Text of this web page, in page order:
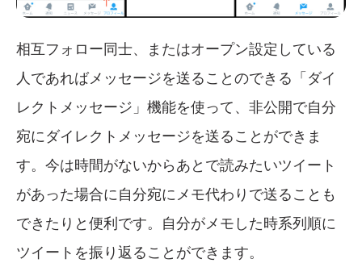
相互フォロー同士、またはオープン設定している
人であればメッセージを送ることのできる「ダイ
レクトメッセージ」機能を使って、非公開で自分
宛にダイレクトメッセージを送ることができま
す。今は時間がないからあとで読みたいツイート
があった場合に自分宛にメモ代わりで送ることも
できたりと便利です。自分がメモした時系列順に
ツイートを振り返ることができます。